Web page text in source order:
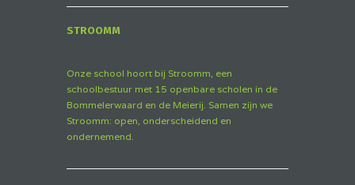
STROOMM
Onze school hoort bij Stroomm, een
schoolbestuur met 15 openbare scholen in de
Bommelerwaard en de Meierij. Samen zijn we
Stroomm: open, onderscheidend en
ondernemend.